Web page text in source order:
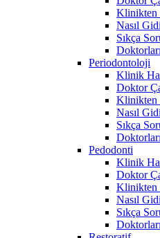
Klinikten
Nasıl
Sıkça
Periodontoloji
Klinik
Doktor
Klinikten
Nasıl
Sıkça
Pedodonti
Klinik
Doktor
Klinikten
Nasıl
Sıkça